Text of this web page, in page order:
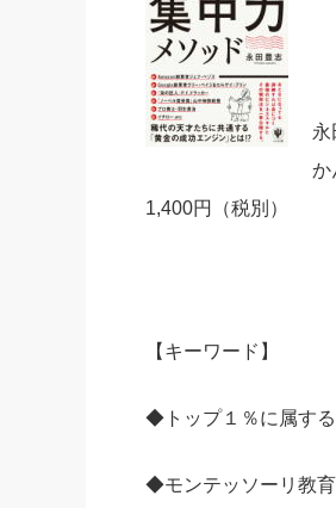
永
1,400円（税別）
【キーワード】
◆トップ１％に属す
◆モンテッソーリ教